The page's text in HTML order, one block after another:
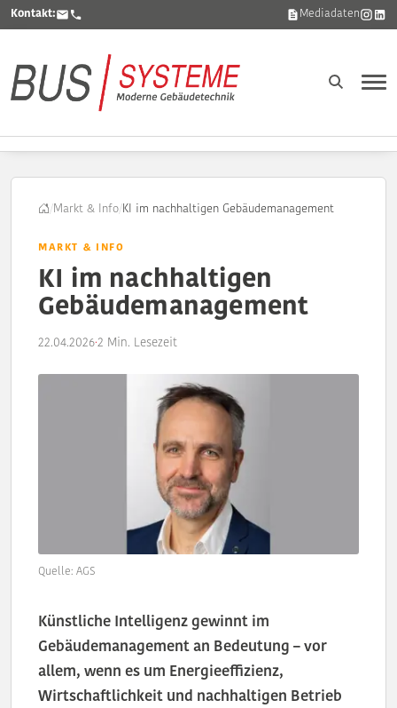
Kontakt: Mediadaten
/Markt & Info/KI im nachhaltigen Gebäudemanagement
MARKT & INFO
KI im nachhaltigen
Gebäudemanagement
22.04.2026·2 Min. Lesezeit
Quelle: AGS
Künstliche Intelligenz gewinnt im
Gebäudemanagement an Bedeutung – vor
allem, wenn es um Energieeffizienz,
Wirtschaftlichkeit und nachhaltigen Betrieb